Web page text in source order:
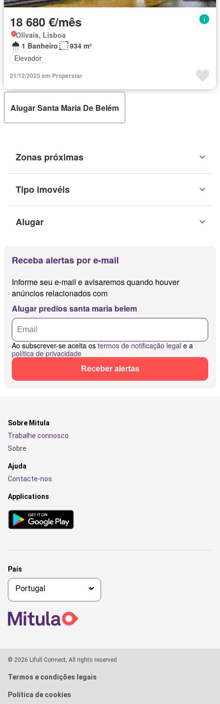
18 680 €/mês
Olivais, Lisboa
1 Banheiro
934 m²
Elevador
21/12/2025 em Properstar
Alugar Santa Maria De Belém
Zonas próximas
Tipo imovéis
Alugar
Receba alertas por e-mail
Informe seu e-mail e avisaremos quando houver
anúncios relacionados com
Alugar predios santa maria belem
Ao subscrever-se aceita os termos de notificação legal e a
política de privacidade
Receber alertas
Sobre Mitula
Trabalhe connosco
Sobre
Ajuda
Contacte-nos
Applications
País
© 2026 Lifull Connect, All rights reserved
Termos e condições legais
Política de cookies